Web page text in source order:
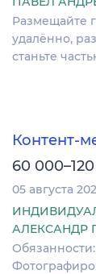
Размещайте
удалённо,
станьте
Контент-
60
05 августа
АЛЕКСАНДР